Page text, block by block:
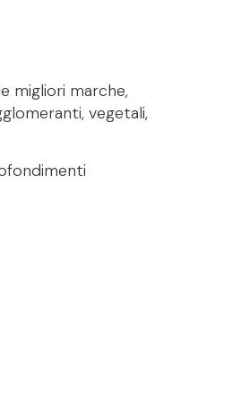
migliori marche,
vegetali,